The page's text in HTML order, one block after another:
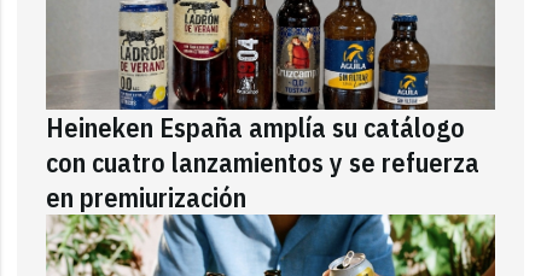
Heineken España amplía su catálogo
con cuatro lanzamientos y se refuerza
en premiurización